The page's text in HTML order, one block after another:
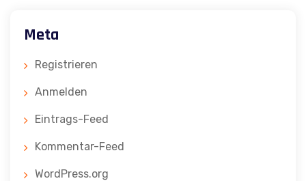
Meta
Registrieren
Anmelden
Eintrags-Feed
Kommentar-Feed
WordPress.org